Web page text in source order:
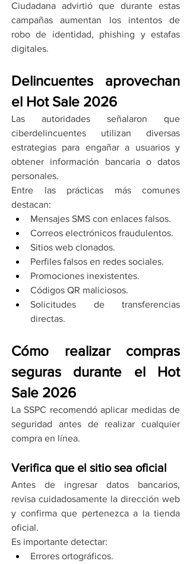
Ciudadana advirtió que durante estas
campañas aumentan los intentos de
robo de identidad, phishing y estafas
digitales.
Delincuentes aprovechan
el Hot Sale 2026
Las autoridades señalaron que
ciberdelincuentes utilizan diversas
estrategias para engañar a usuarios y
obtener información bancaria o datos
personales.
Entre las prácticas más comunes
destacan:
Mensajes SMS con enlaces falsos.
Correos electrónicos fraudulentos.
Sitios web clonados.
Perfiles falsos en redes sociales.
Promociones inexistentes.
Códigos QR maliciosos.
Solicitudes de transferencias
directas.
Cómo realizar compras
seguras durante el Hot
Sale 2026
La SSPC recomendó aplicar medidas de
seguridad antes de realizar cualquier
compra en línea.
Verifica que el sitio sea oficial
Antes de ingresar datos bancarios,
revisa cuidadosamente la dirección web
y confirma que pertenezca a la tienda
oficial.
Es importante detectar:
Errores ortográficos.